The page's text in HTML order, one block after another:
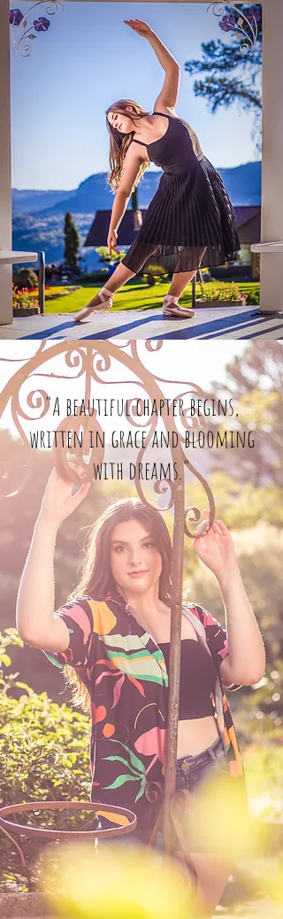
"A beautiful chapter begins,
written in grace and blooming
with dreams."